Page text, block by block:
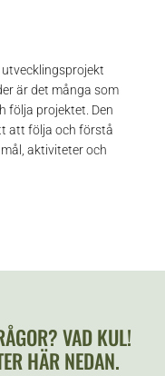
är det många som
följa projektet. Den
att följa och förstå
aktiviteter och
VAD KUL!
HÄR NEDAN.